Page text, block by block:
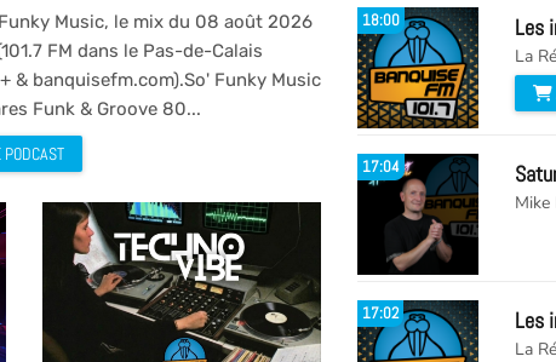
Music, le mix du 08 août 2026
FM dans le Pas-de-Calais
& banquisefm.com).So' Funky Music
Funk & Groove 80...
PODCAST
18:00 Les
La
17:04
Mike
17:02 Les
La